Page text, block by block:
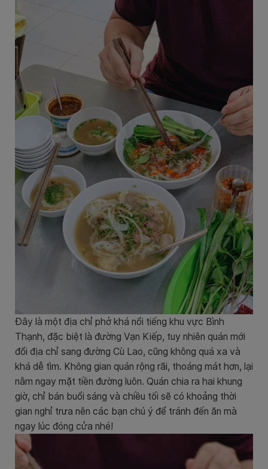
Đây là một địa chỉ phở khá nổi tiếng khu vực Bình
Thạnh, đặc biệt là đường Vạn Kiếp, tuy nhiên quán mới
đổi địa chỉ sang đường Cù Lao, cũng không quá xa và
khá dễ tìm. Không gian quán rộng rãi, thoáng mát hơn, lại
nằm ngay mặt tiền đường luôn. Quán chia ra hai khung
giờ, chỉ bán buổi sáng và chiều tối sẽ có khoảng thời
gian nghỉ trưa nên các bạn chú ý để tránh đến ăn mà
ngay lúc đóng cửa nhé!